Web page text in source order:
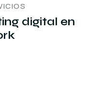
digital en